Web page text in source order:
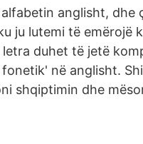
anglisht,
ju lutemi të emërojë
duhet të jetë
në anglisht.
shqiptimin dhe